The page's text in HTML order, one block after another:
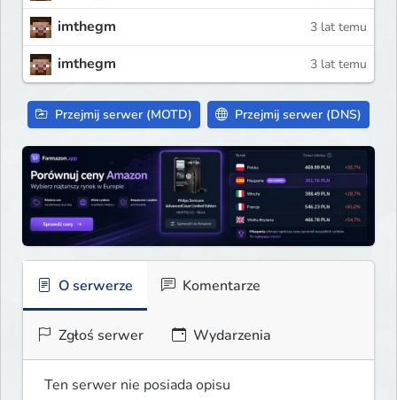
imthegm 3 lat temu
imthegm 3 lat temu
Przejmij serwer (MOTD) Przejmij serwer (DNS)
O serwerze Komentarze
Zgłoś serwer Wydarzenia
Ten serwer nie posiada opisu